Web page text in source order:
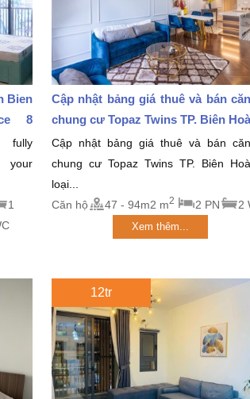
Bien
8
fully
your
1
Cập nhật bảng giá thuê và bán
chung cư Topaz Twins TP. Biên
Cập nhật bảng giá thuê và bán
chung cư Topaz Twins TP. Biên
loại...
Căn hộ
47 - 94m2 m2 2 PN 2
Xem thêm...
12tr